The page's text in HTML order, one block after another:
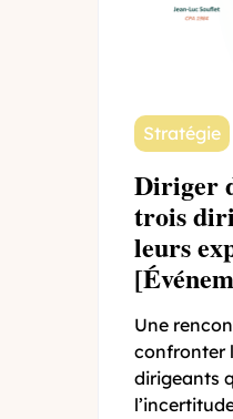
Stratégie
Diriger
trois
leurs
Une
confronter
dirigeants